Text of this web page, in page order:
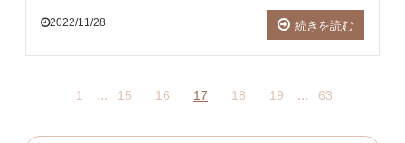
2022/11/28 続きを読む
1 ... 15 16 17 18 19 ... 63